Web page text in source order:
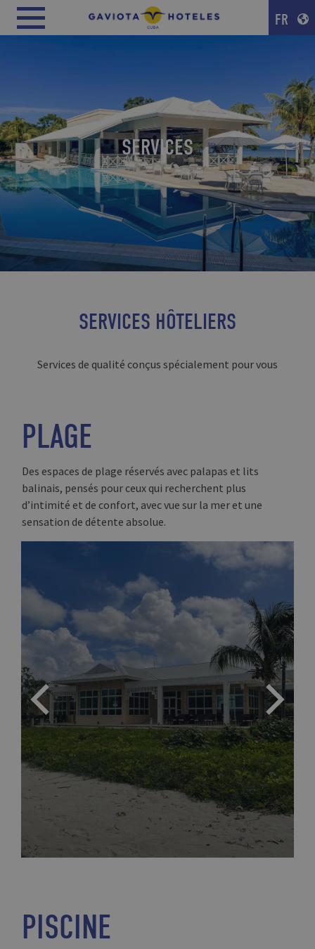
FR
SERVICES
SERVICES HÔTELIERS
Services de qualité conçus spécialement pour vous
PLAGE
Des espaces de plage réservés avec palapas et lits
balinais, pensés pour ceux qui recherchent plus
d’intimité et de confort, avec vue sur la mer et une
sensation de détente absolue.
PISCINE